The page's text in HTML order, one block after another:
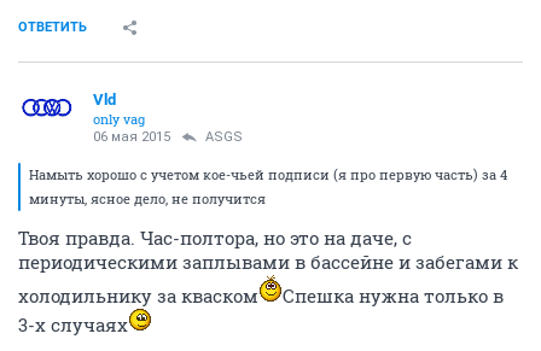
ОТВЕТИТЬ
Vld
only vag
06 мая 2015 ASGS
Намыть хорошо с учетом кое-чьей подписи (я про первую часть) за 4
минуты, ясное дело, не получится
Твоя правда. Час-полтора, но это на даче, с
периодическими заплывами в бассейне и забегами к
холодильнику за кваском
Спешка нужна только в
3-х случаях